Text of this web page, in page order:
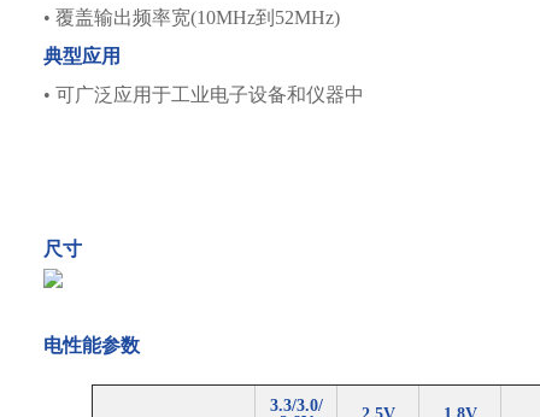
• 覆盖输出频率宽(10MHz到52MHz)
典型应用
• 可广泛应用于工业电子设备和仪器中
尺寸
电性能参数
3.3/3.0/